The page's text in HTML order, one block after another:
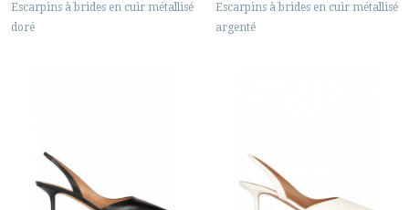
Escarpins à brides en cuir métallisé
doré
Escarpins à brides en cuir métallisé
argenté